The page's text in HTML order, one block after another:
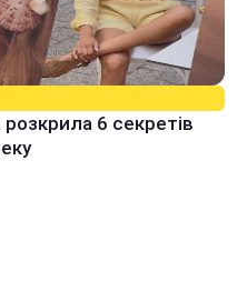
6 секретів